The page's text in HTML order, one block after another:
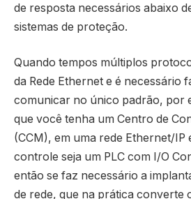
de resposta necessários abaixo
sistemas de proteção.
Quando tempos múltiplos
da Rede Ethernet e é necessário
comunicar no único padrão, por
que você tenha um Centro de
(CCM), em uma rede Ethernet/IP
controle seja um PLC com I/O
então se faz necessário a
de rede, que na prática converte